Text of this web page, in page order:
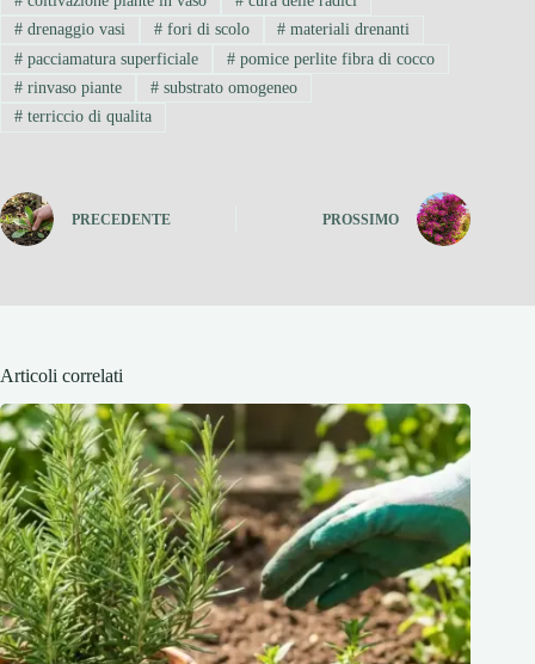
#drenaggio vasi #fori di scolo # materiali drenanti
#pacciamatura superficiale #pomice perlite fibra di cocco
#rinvaso piante #substrato omogeneo
#terriccio di qualita
PRECEDENTE PROSSIMO
Articoli correlati